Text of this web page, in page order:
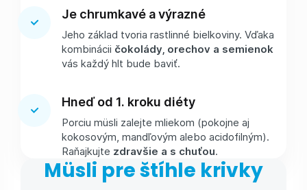
Je chrumkavé a výrazné
Jeho základ tvoria rastlinné bielkoviny. Vďaka
kombinácii čokolády, orechov a semienok
vás každý hlt bude baviť.
Hneď od 1. kroku diéty
Porciu müsli zalejte mliekom (pokojne aj
kokosovým, mandľovým alebo acidofilným).
Raňajkujte zdravšie a s chuťou.
Müsli pre štíhle krivky